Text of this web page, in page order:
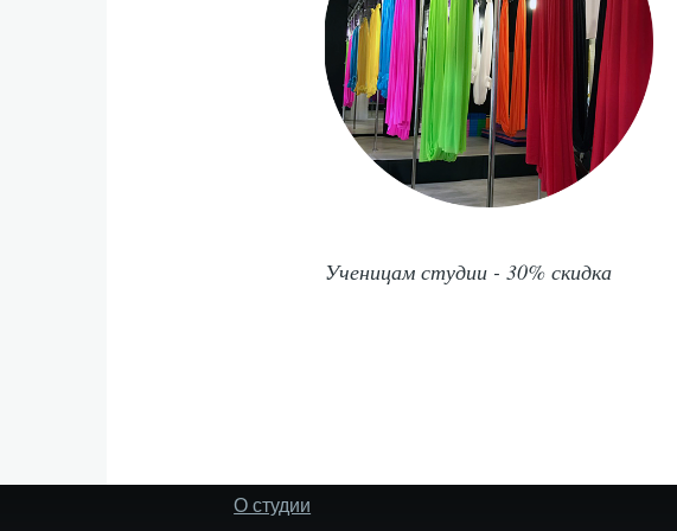
Ученицам студии - 30% скидка
Footer
О студии